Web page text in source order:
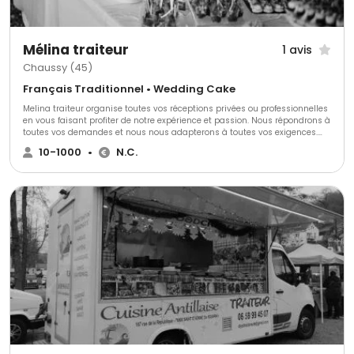
Mélina traiteur 1 avis
Chaussy (45)
Français Traditionnel • Wedding Cake
Melina traiteur organise toutes vos réceptions privées ou professionnelles
en vous faisant profiter de notre expérience et passion. Nous répondrons à
toutes vos demandes et nous nous adapterons à toutes vos exigences.
Vous pourrez profiter de notre restaurant ou nous nous déplacerons sur le
lieu que vous aurez choisi.
10-1000 • N.C.